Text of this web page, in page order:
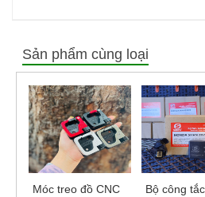
Sản phẩm cùng loại
Móc treo đồ CNC
Bộ công